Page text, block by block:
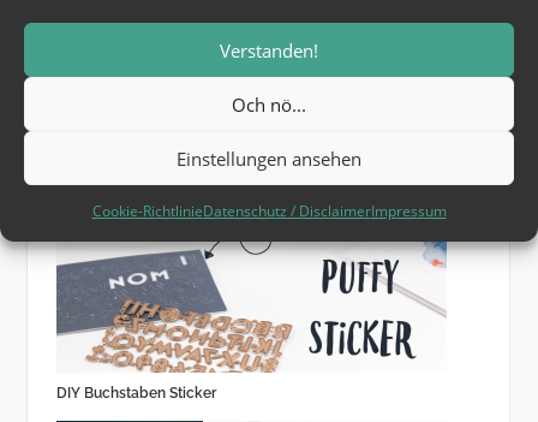
Verstanden!
Och nö...
Einstellungen ansehen
Cookie-RichtlinieDatenschutz / DisclaimerImpressum
DIY Buchstaben Sticker